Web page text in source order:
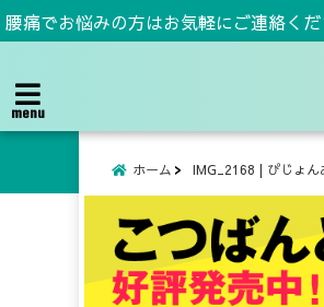
腰痛でお悩みの方はお気軽にご連絡くだ
menu
ホーム IMG_2168 | ぴじょん